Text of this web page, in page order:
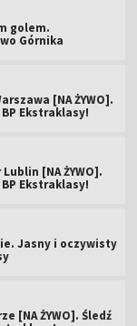
golem.
Górnika
[NA ŻYWO].
Ekstraklasy!
[NA ŻYWO].
Ekstraklasy!
Jasny i oczywisty
[NA ŻYWO]. Śledź